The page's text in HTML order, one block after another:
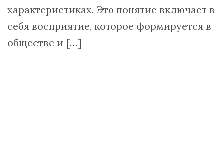
характеристиках. Это понятие включает в
себя восприятие, которое формируется в
обществе и […]